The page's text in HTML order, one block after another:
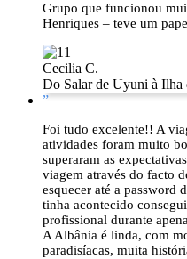
Grupo que funcionou
Henriques – teve um
Cecilia C.
Do Salar de Uyuni à Ilha
”
Foi tudo excelente!! A
atividades foram muito
superaram as
viagem através do facto
esquecer até a password
tinha acontecido
profissional durante
A Albânia é linda, com
paradisíacas, muita